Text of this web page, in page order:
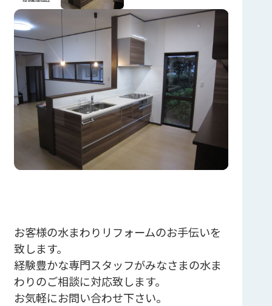
お客様の水まわりリフォームのお手伝いを
致します。
経験豊かな専門スタッフがみなさまの水ま
わりのご相談に対応致します。
お気軽にお問い合わせ下さい。